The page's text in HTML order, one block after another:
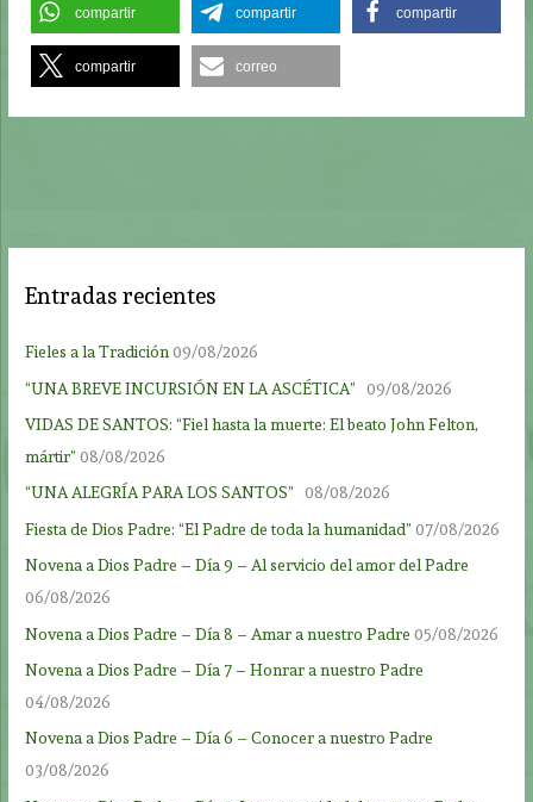
compartir compartir compartir
compartir correo
Entradas recientes
Fieles a la Tradición 09/08/2026
“UNA BREVE INCURSIÓN EN LA ASCÉTICA”
09/08/2026
VIDAS DE SANTOS: “Fiel hasta la muerte: El beato John Felton,
mártir” 08/08/2026
“UNA ALEGRÍA PARA LOS SANTOS”
08/08/2026
Fiesta de Dios Padre: “El Padre de toda la humanidad” 07/08/2026
Novena a Dios Padre – Día 9 – Al servicio del amor del Padre
06/08/2026
Novena a Dios Padre – Día 8 – Amar a nuestro Padre 05/08/2026
Novena a Dios Padre – Día 7 – Honrar a nuestro Padre
04/08/2026
Novena a Dios Padre – Día 6 – Conocer a nuestro Padre
03/08/2026